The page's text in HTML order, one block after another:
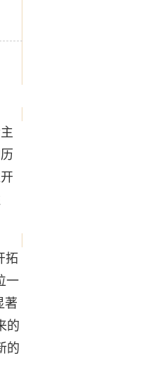
拓
一
著
的
的